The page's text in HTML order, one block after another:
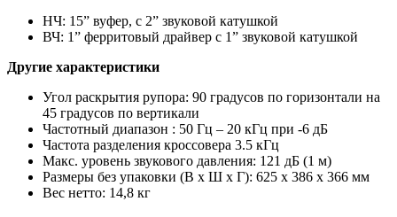
НЧ: 15” вуфер, с 2” звуковой катушкой
ВЧ: 1” ферритовый драйвер с 1” звуковой катушкой
Другие характеристики
Угол раскрытия рупора: 90 градусов по горизонтали на
45 градусов по вертикали
Частотный диапазон : 50 Гц – 20 кГц при -6 дБ
Частота разделения кроссовера 3.5 кГц
Макс. уровень звукового давления: 121 дБ (1 м)
Размеры без упаковки (В х Ш х Г): 625 х 386 х 366 мм
Вес нетто: 14,8 кг